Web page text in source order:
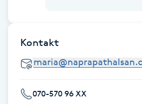
Fotsvamp
Fotvård
Fransar
Kontakt
070-570 96 XX